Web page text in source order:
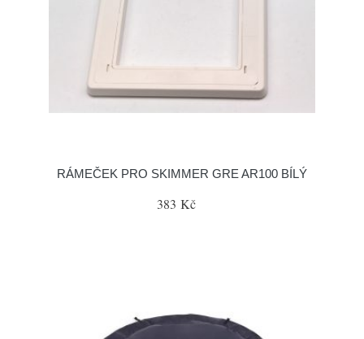
RÁMEČEK PRO SKIMMER GRE AR100 BÍLÝ
383 Kč